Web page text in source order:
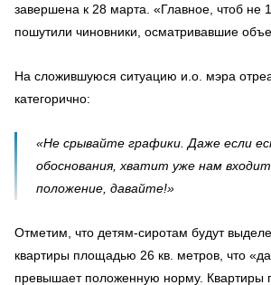
завершена к 28 марта. «Главное, чтоб не
пошутили чиновники, осматривавшие
На сложившуюся ситуацию и.о. мэра
категорично:
«Не срывайте графики. Даже если
обоснования, хватит уже нам
положение, давайте!»
Отметим, что детям-сиротам будут
квартиры площадью 26 кв. метров, что
превышает положенную норму. Квартиры